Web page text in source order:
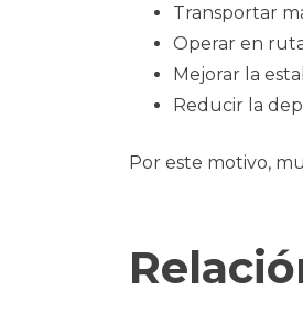
Transportar
Operar en
Mejorar la
Reducir la
Por este motivo,